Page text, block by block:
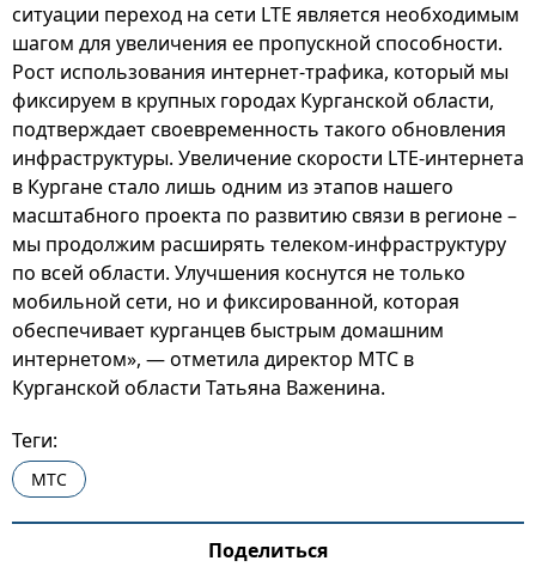
ситуации переход на сети LTE является необходимым
шагом для увеличения ее пропускной способности.
Рост использования интернет-трафика, который мы
фиксируем в крупных городах Курганской области,
подтверждает своевременность такого обновления
инфраструктуры. Увеличение скорости LTE-интернета
в Кургане стало лишь одним из этапов нашего
масштабного проекта по развитию связи в регионе –
мы продолжим расширять телеком-инфраструктуру
по всей области. Улучшения коснутся не только
мобильной сети, но и фиксированной, которая
обеспечивает курганцев быстрым домашним
интернетом», — отметила директор МТС в
Курганской области Татьяна Важенина.
Теги:
МТС
Поделиться